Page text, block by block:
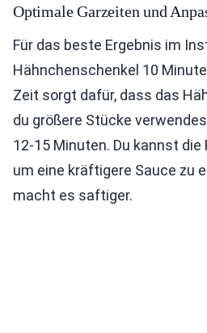
Optimale Garzeiten und
Für das beste Ergebnis im
Hähnchenschenkel 10
Zeit sorgt dafür, dass das
du größere Stücke
12-15 Minuten. Du kannst
um eine kräftigere Sauce zu
macht es saftiger.